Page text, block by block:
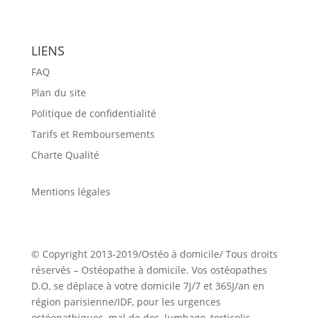
LIENS
FAQ
Plan du site
Politique de confidentialité
Tarifs et Remboursements
Charte Qualité
Mentions légales
© Copyright 2013-2019/Ostéo à domicile/ Tous droits
réservés – Ostéopathe à domicile. Vos ostéopathes
D.O, se déplace à votre domicile 7J/7 et 365J/an en
région parisienne/IDF, pour les urgences